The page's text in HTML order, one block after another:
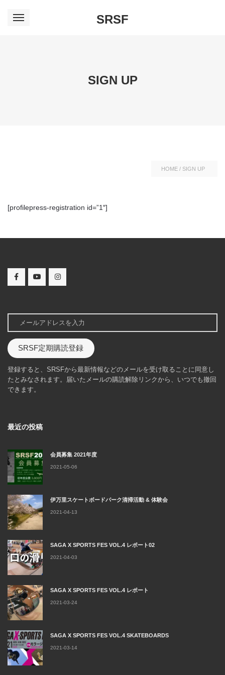
SRSF
SIGN UP
HOME / SIGN UP
[profilepress-registration id=”1″]
SRSF定期購読登録
登録すると、SRSFから最新情報などのメールを受け取ることに同意し
たとみなされます。届いたメールの購読解除リンクから、いつでも撤回
できます。
最近の投稿
会員募集 2021年度
2021-05-06
伊万里スケートボードパーク清掃活動 & 体験会
2021-04-13
SAGA X SPORTS FES VOL.4 レポート02
2021-04-03
SAGA X SPORTS FES VOL.4 レポート
2021-03-24
SAGA X SPORTS FES VOL.4 SKATEBOARDS
2021-03-14